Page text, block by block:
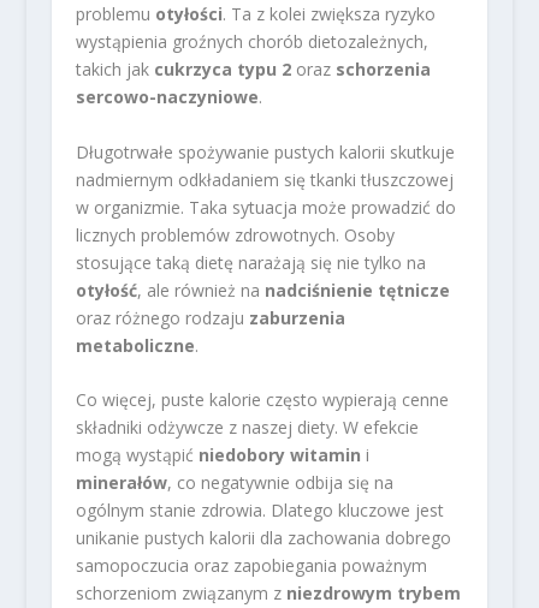
problemu otyłości. Ta z kolei zwiększa ryzyko
wystąpienia groźnych chorób dietozależnych,
takich jak cukrzyca typu 2oraz schorzenia
sercowo-naczyniowe.
Długotrwałe spożywanie pustych kalorii skutkuje
nadmiernym odkładaniem się tkanki tłuszczowej
w organizmie. Taka sytuacja może prowadzić do
licznych problemów zdrowotnych. Osoby
stosujące taką dietę narażają się nie tylko na
otyłość, ale również na nadciśnienie tętnicze
oraz różnego rodzaju zaburzenia
metaboliczne.
Co więcej, puste kalorie często wypierają cenne
składniki odżywcze z naszej diety. W efekcie
mogą wystąpić niedobory witamin i
minerałów, co negatywnie odbija się na
ogólnym stanie zdrowia. Dlatego kluczowe jest
unikanie pustych kalorii dla zachowania dobrego
samopoczucia oraz zapobiegania poważnym
schorzeniom związanym z niezdrowym trybem